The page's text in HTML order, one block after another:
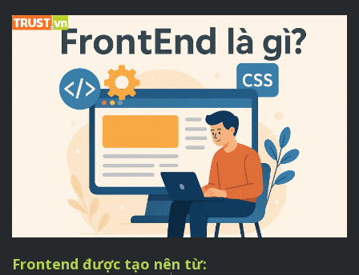
Frontend được tạo nên từ: